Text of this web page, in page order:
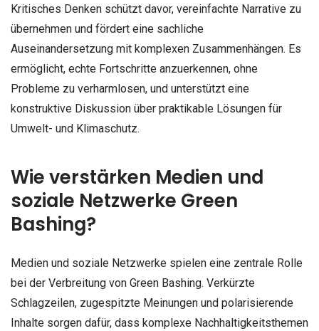
Kritisches Denken schützt davor, vereinfachte Narrative zu
übernehmen und fördert eine sachliche
Auseinandersetzung mit komplexen Zusammenhängen. Es
ermöglicht, echte Fortschritte anzuerkennen, ohne
Probleme zu verharmlosen, und unterstützt eine
konstruktive Diskussion über praktikable Lösungen für
Umwelt- und Klimaschutz.
Wie verstärken Medien und
soziale Netzwerke Green
Bashing?
Medien und soziale Netzwerke spielen eine zentrale Rolle
bei der Verbreitung von Green Bashing. Verkürzte
Schlagzeilen, zugespitzte Meinungen und polarisierende
Inhalte sorgen dafür, dass komplexe Nachhaltigkeitsthemen